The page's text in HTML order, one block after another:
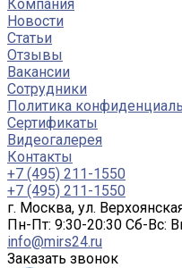
Компания
Новости
Статьи
Отзывы
Вакансии
Сотрудники
Политика
Сертификаты
Видеогалерея
Контакты
+7 (495) 211-1550
+7 (495) 211-1550
г. Москва, ул.
Пн-Пт: 9:30-20:30 Cб-Вс:
info@mirs24.ru
Заказать звонок